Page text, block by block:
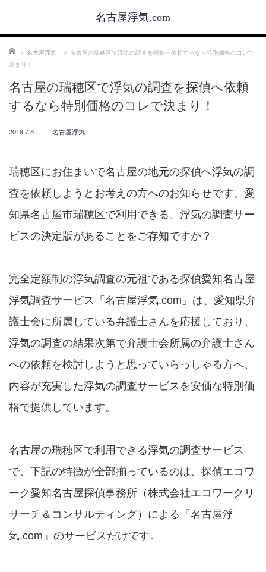
名古屋浮気.com
ホーム 名古屋浮気
名古屋の瑞穂区で浮気の調査を探偵へ依頼するなら特別価格のコレで
決まり！
名古屋の瑞穂区で浮気の調査を探偵へ依頼
するなら特別価格のコレで決まり！
2019.7.8 名古屋浮気
瑞穂区にお住まいで名古屋の地元の探偵へ浮気の調
査を依頼しようとお考えの方へのお知らせです。愛
知県名古屋市瑞穂区で利用できる、浮気の調査サー
ビスの決定版があることをご存知ですか？
完全定額制の浮気調査の元祖である探偵愛知名古屋
浮気調査サービス「名古屋浮気.com」は、愛知県弁
護士会に所属している弁護士さんを応援しており、
浮気の調査の結果次第で弁護士会所属の弁護士さん
への依頼を検討しようと思っていらっしゃる方へ、
内容が充実した浮気の調査サービスを安価な特別価
格で提供しています。
名古屋の瑞穂区で利用できる浮気の調査サービス
で、下記の特徴が全部揃っているのは、探偵エコワ
ーク愛知名古屋探偵事務所（株式会社エコワークリ
サーチ＆コンサルティング）による「名古屋浮
気.com」のサービスだけです。